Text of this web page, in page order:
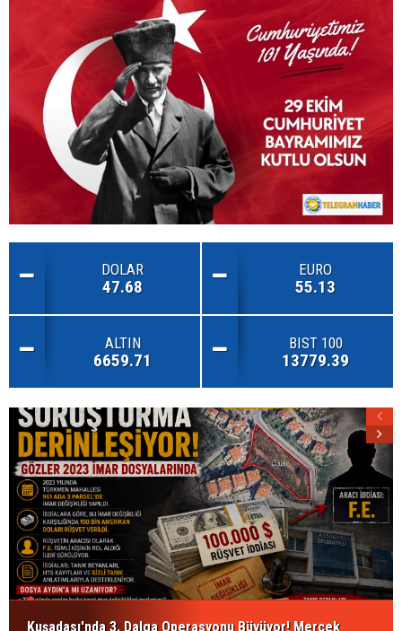
DOLAR
47.68
EURO
55.13
ALTIN
6659.71
BIST 100
13779.39
Kuşadası'nda 3. Dalga Operasyonu Büyüyor! Mercek